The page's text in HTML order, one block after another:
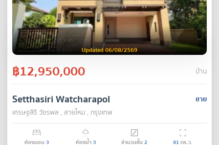
Updated 06/08/2569
฿12,950,000 บ้าน
ขาย
Setthasiri Watcharapol
เศรษฐสิริ วัชรพล , สายไหม , กรุงเทพ
ห้องนอน 3 ห้องน้ำ3 จำนวนชั้น 2 81ตร.ว.